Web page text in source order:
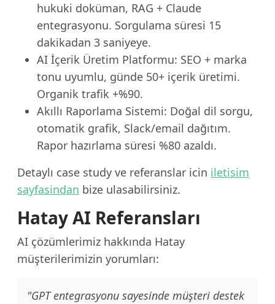
hukuki doküman, RAG + Claude
entegrasyonu. Sorgulama süresi 15
dakikadan 3 saniyeye.
AI İçerik Üretim Platformu: SEO + marka
tonu uyumlu, günde 50+ içerik üretimi.
Organik trafik +%90.
Akıllı Raporlama Sistemi: Doğal dil sorgu,
otomatik grafik, Slack/email dağıtım.
Rapor hazırlama süresi %80 azaldı.
Detaylı case study ve referanslar icin iletisim
sayfasindan bize ulasabilirsiniz.
Hatay AI Referansları
AI çözümlerimiz hakkında Hatay
müşterilerimizin yorumları:
"GPT entegrasyonu sayesinde müşteri destek